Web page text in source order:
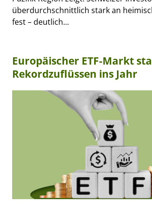
überdurchschnittlich stark an
fest – deutlich...
Europäischer ETF-Markt
Rekordzuflüssen ins Jahr